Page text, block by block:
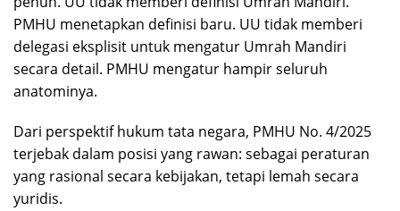
PMHU menetapkan definisi baru. UU tidak memberi
delegasi eksplisit untuk mengatur Umrah Mandiri
secara detail. PMHU mengatur hampir seluruh
anatominya.
Dari perspektif hukum tata negara, PMHU No. 4/2025
terjebak dalam posisi yang rawan: sebagai peraturan
yang rasional secara kebijakan, tetapi lemah secara
yuridis.